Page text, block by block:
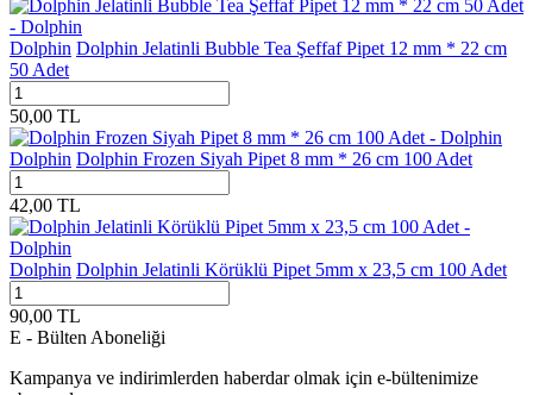
Dolphin Dolphin Jelatinli Bubble Tea Şeffaf Pipet 12 mm * 22 cm
50 Adet
50,00 TL
Dolphin Dolphin Frozen Siyah Pipet 8 mm * 26 cm 100 Adet
42,00 TL
Dolphin Dolphin Jelatinli Körüklü Pipet 5mm x 23,5 cm 100 Adet
90,00 TL
E - Bülten Aboneliği
Kampanya ve indirimlerden haberdar olmak için e-bültenimize